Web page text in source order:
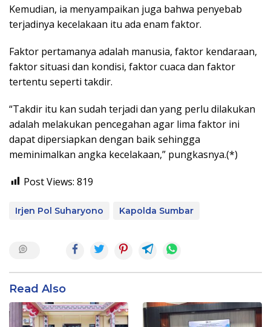
Kemudian, ia menyampaikan juga bahwa penyebab
terjadinya kecelakaan itu ada enam faktor.
Faktor pertamanya adalah manusia, faktor kendaraan,
faktor situasi dan kondisi, faktor cuaca dan faktor
tertentu seperti takdir.
“Takdir itu kan sudah terjadi dan yang perlu dilakukan
adalah melakukan pencegahan agar lima faktor ini
dapat dipersiapkan dengan baik sehingga
meminimalkan angka kecelakaan,” pungkasnya.(*)
Post Views: 819
Irjen Pol Suharyono Kapolda Sumbar
Read Also